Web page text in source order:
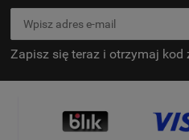
Zapisz się teraz i otrzymaj kod